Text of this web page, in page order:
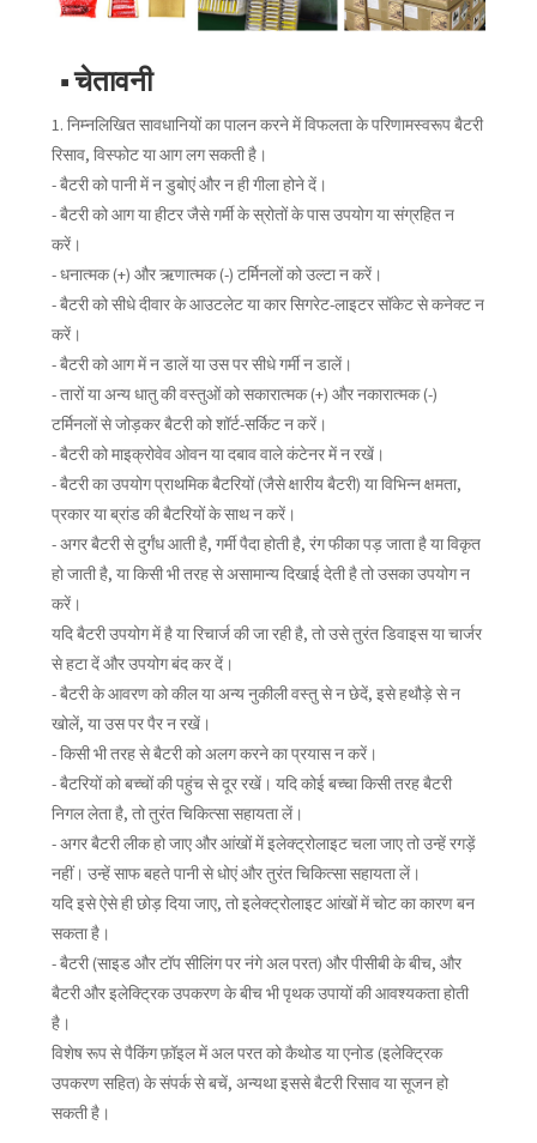
■ चेतावनी
1. निम्नलिखित सावधानियों का पालन करने में विफलता के परिणामस्वरूप बैटरी
रिसाव, विस्फोट या आग लग सकती है।
- बैटरी को पानी में न डुबोएं और न ही गीला होने दें।
- बैटरी को आग या हीटर जैसे गर्मी के स्रोतों के पास उपयोग या संग्रहित न
करें।
- धनात्मक (+) और ऋणात्मक (-) टर्मिनलों को उल्टा न करें।
- बैटरी को सीधे दीवार के आउटलेट या कार सिगरेट-लाइटर सॉकेट से कनेक्ट न
करें।
- बैटरी को आग में न डालें या उस पर सीधे गर्मी न डालें।
- तारों या अन्य धातु की वस्तुओं को सकारात्मक (+) और नकारात्मक (-)
टर्मिनलों से जोड़कर बैटरी को शॉर्ट-सर्किट न करें।
- बैटरी को माइक्रोवेव ओवन या दबाव वाले कंटेनर में न रखें।
- बैटरी का उपयोग प्राथमिक बैटरियों (जैसे क्षारीय बैटरी) या विभिन्न क्षमता,
प्रकार या ब्रांड की बैटरियों के साथ न करें।
- अगर बैटरी से दुर्गंध आती है, गर्मी पैदा होती है, रंग फीका पड़ जाता है या विकृत
हो जाती है, या किसी भी तरह से असामान्य दिखाई देती है तो उसका उपयोग न
करें।
यदि बैटरी उपयोग में है या रिचार्ज की जा रही है, तो उसे तुरंत डिवाइस या चार्जर
से हटा दें और उपयोग बंद कर दें।
- बैटरी के आवरण को कील या अन्य नुकीली वस्तु से न छेदें, इसे हथौड़े से न
खोलें, या उस पर पैर न रखें।
- किसी भी तरह से बैटरी को अलग करने का प्रयास न करें।
- बैटरियों को बच्चों की पहुंच से दूर रखें। यदि कोई बच्चा किसी तरह बैटरी
निगल लेता है, तो तुरंत चिकित्सा सहायता लें।
- अगर बैटरी लीक हो जाए और आंखों में इलेक्ट्रोलाइट चला जाए तो उन्हें रगड़ें
नहीं। उन्हें साफ बहते पानी से धोएं और तुरंत चिकित्सा सहायता लें।
यदि इसे ऐसे ही छोड़ दिया जाए, तो इलेक्ट्रोलाइट आंखों में चोट का कारण बन
सकता है।
- बैटरी (साइड और टॉप सीलिंग पर नंगे अल परत) और पीसीबी के बीच, और
बैटरी और इलेक्ट्रिक उपकरण के बीच भी पृथक उपायों की आवश्यकता होती
है।
विशेष रूप से पैकिंग फ़ॉइल में अल परत को कैथोड या एनोड (इलेक्ट्रिक
उपकरण सहित) के संपर्क से बचें, अन्यथा इससे बैटरी रिसाव या सूजन हो
सकती है।